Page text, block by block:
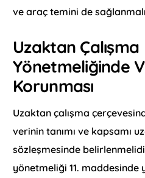
ve araç temini de
Uzaktan Çalışma
Yönetmeliğinde
Korunması
Uzaktan çalışma
verinin tanımı ve kapsamı
sözleşmesinde
yönetmeliği 11.